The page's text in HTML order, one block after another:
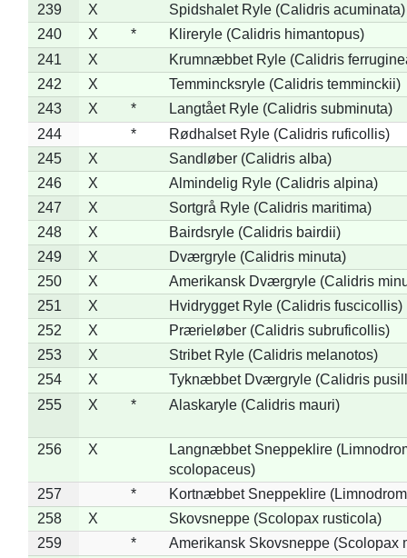
239
X
Spidshalet Ryle (Calidris acuminata)
240
X *
Klireryle (Calidris himantopus)
241
X
Krumnæbbet Ryle (Calidris
242
X
Temmincksryle (Calidris temminckii)
243
X *
Langtået Ryle (Calidris subminuta)
244
*
Rødhalset Ryle (Calidris ruficollis)
245
X
Sandløber (Calidris alba)
246
X
Almindelig Ryle (Calidris alpina)
247
X
Sortgrå Ryle (Calidris maritima)
248
X
Bairdsryle (Calidris bairdii)
249
X
Dværgryle (Calidris minuta)
250
X
Amerikansk Dværgryle (Calidris
251
X
Hvidrygget Ryle (Calidris fuscicollis)
252
X
Prærieløber (Calidris subruficollis)
253
X
Stribet Ryle (Calidris melanotos)
254
X
Tyknæbbet Dværgryle (Calidris
255
X * Alaskaryle (Calidris mauri)
256 X
Langnæbbet Sneppeklire
scolopaceus)
257
*
Kortnæbbet Sneppeklire
258
X
Skovsneppe (Scolopax rusticola)
259
*
Amerikansk Skovsneppe (Scolopax